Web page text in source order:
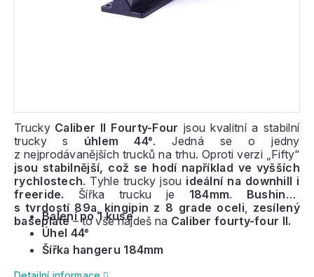
Trucky Caliber II Fourty-Four jsou kvalitní a stabilní
trucky s úhlem 44°. Jedná se o jedny
z nejprodávanějších trucků na trhu. Oproti verzi „Fifty“
jsou stabilnější, což se hodí například ve vyšších
rychlostech. Tyhle trucky jsou ideální na downhill i
freeride. Šířka trucku je 184mm. Bushingy
s tvrdostí 89a, kingipin z 8 grade oceli, zesílený
baseplate – to vše najdeš na Caliber fourty-four II.
Balení po 1 kuse
Úhel 44°
Šířka hangeru 184mm